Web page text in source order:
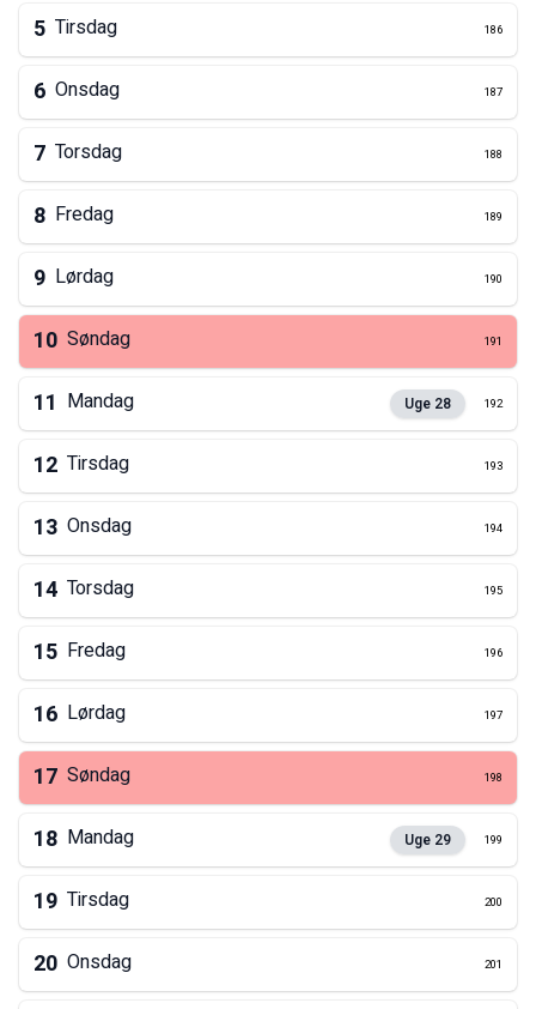
5 Tirsdag 186
6 Onsdag 187
7 Torsdag 188
8 Fredag 189
9 Lørdag 190
10 Søndag 191
11 Mandag Uge 28 192
12 Tirsdag 193
13 Onsdag 194
14 Torsdag 195
15 Fredag 196
16 Lørdag 197
17 Søndag 198
18 Mandag Uge 29 199
19 Tirsdag 200
20 Onsdag 201